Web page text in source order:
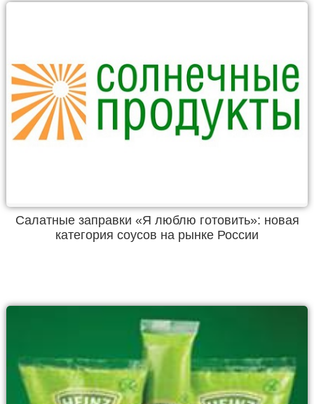
Салатные заправки «Я люблю готовить»: новая
категория соусов на рынке России